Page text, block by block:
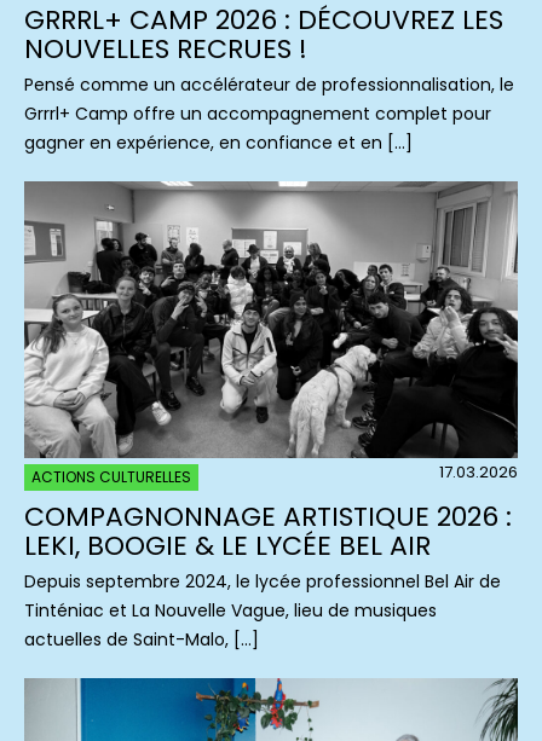
GRRRL+ CAMP 2026 : DÉCOUVREZ LES
NOUVELLES RECRUES !
Pensé comme un accélérateur de professionnalisation, le
Grrrl+ Camp offre un accompagnement complet pour
gagner en expérience, en confiance et en […]
ACTIONS CULTURELLES 17.03.2026
COMPAGNONNAGE ARTISTIQUE 2026 :
LEKI, BOOGIE & LE LYCÉE BEL AIR
Depuis septembre 2024, le lycée professionnel Bel Air de
Tinténiac et La Nouvelle Vague, lieu de musiques
actuelles de Saint-Malo, […]